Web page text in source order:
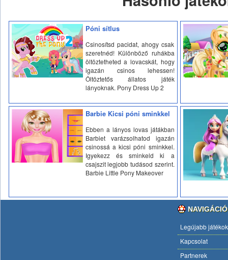
Póni sítlus
Csinosítsd pacidat, ahogy csak
szeretnéd! Különböző ruhákba
öltöztetheted a lovacskát, hogy
igazán csinos lehessen!
Öltöztetős állatos játék
lányoknak. Pony Dress Up 2
Barbie Kicsi póni sminkkel
Ebben a lányos lovas játákban
Barbiet varázsolhatod igazán
csinossá a kicsi póni sminkkel.
Igyekezz és sminkeld ki a
csajszit legjobb tudásod szerint.
Barbie Little Pony Makeover
Legújabb játékok
Kapcsolat
Partnerek